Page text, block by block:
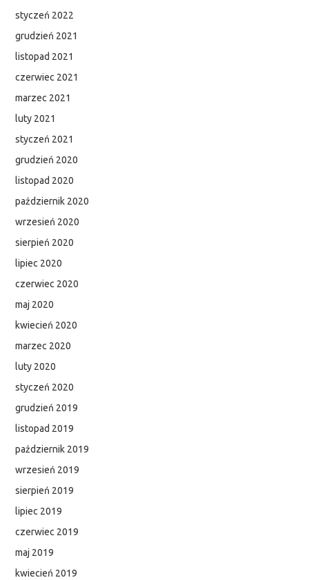
styczeń 2022
grudzień 2021
listopad 2021
czerwiec 2021
marzec 2021
luty 2021
styczeń 2021
grudzień 2020
listopad 2020
październik 2020
wrzesień 2020
sierpień 2020
lipiec 2020
czerwiec 2020
maj 2020
kwiecień 2020
marzec 2020
luty 2020
styczeń 2020
grudzień 2019
listopad 2019
październik 2019
wrzesień 2019
sierpień 2019
lipiec 2019
czerwiec 2019
maj 2019
kwiecień 2019